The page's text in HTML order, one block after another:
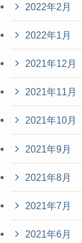
2022年2月
2022年1月
2021年12月
2021年11月
2021年10月
2021年9月
2021年8月
2021年7月
2021年6月